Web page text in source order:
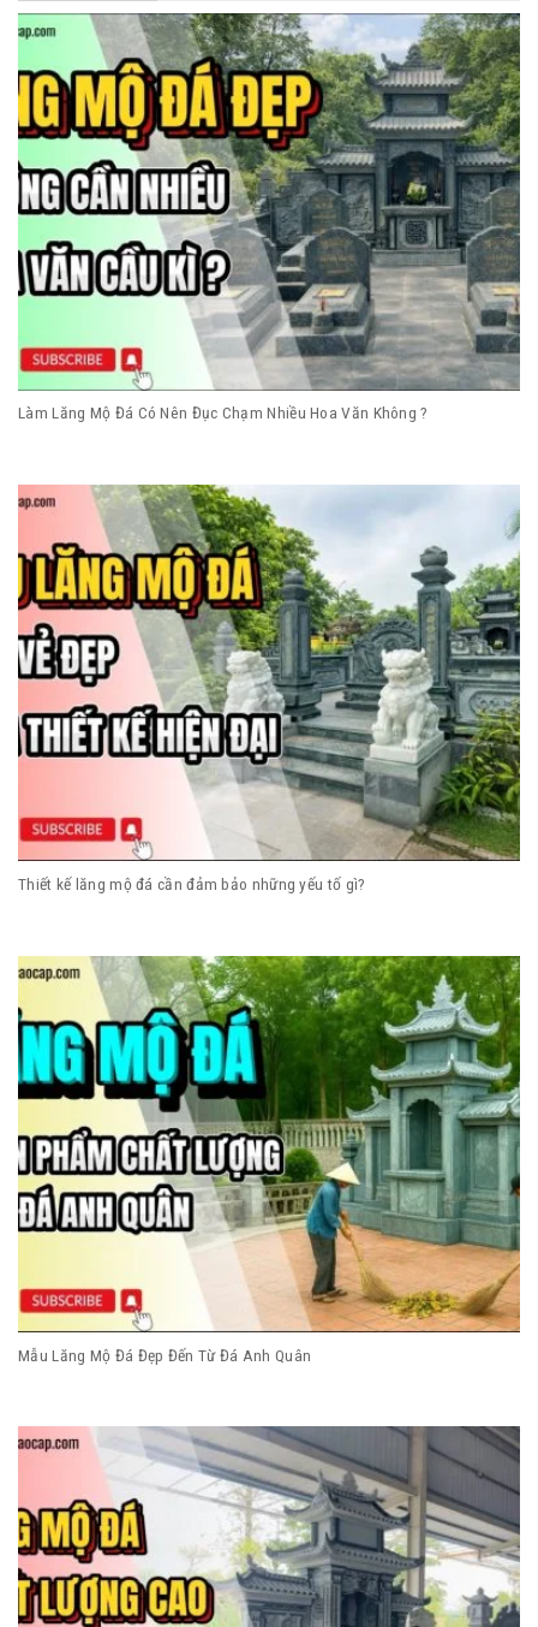
Làm Lăng Mộ Đá Có Nên Đục Chạm Nhiều Hoa Văn Không ?
Thiết kế lăng mộ đá cần đảm bảo những yếu tố gì?
Mẫu Lăng Mộ Đá Đẹp Đến Từ Đá Anh Quân